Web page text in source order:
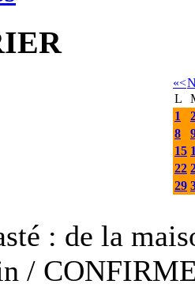
«<
L
1
8
15
22
29
: de la
/